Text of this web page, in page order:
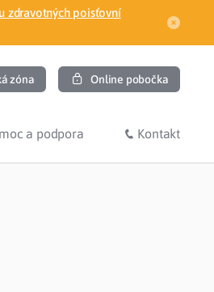
zdravotných poisťovní
zóna Online pobočka
a podpora Kontakt